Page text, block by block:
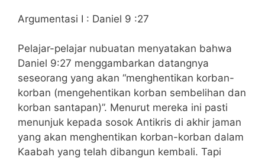
Argumentasi I : Daniel 9 :27
Pelajar-pelajar nubuatan menyatakan bahwa
Daniel 9:27 menggambarkan datangnya
seseorang yang akan “menghentikan korban-
korban (mengehentikan korban sembelihan dan
korban santapan)”. Menurut mereka ini pasti
menunjuk kepada sosok Antikris di akhir jaman
yang akan menghentikan korban-korban dalam
Kaabah yang telah dibangun kembali. Tapi